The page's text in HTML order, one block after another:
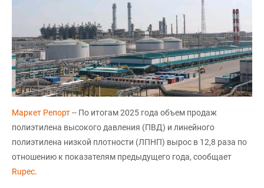
Маркет Репорт-- По итогам 2025 года объем продаж
полиэтилена высокого давления (ПВД) и линейного
полиэтилена низкой плотности (ЛПНП) вырос в 12,8 раза по
отношению к показателям предыдущего года, сообщает
Rupec.